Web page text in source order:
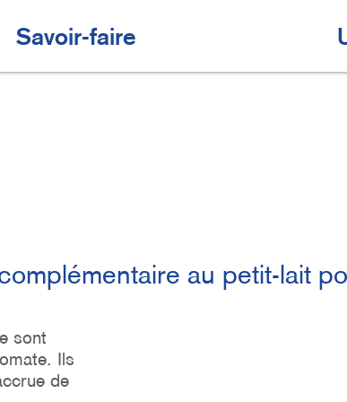
Savoir-faire
au petit-lait
sont
Ils
de